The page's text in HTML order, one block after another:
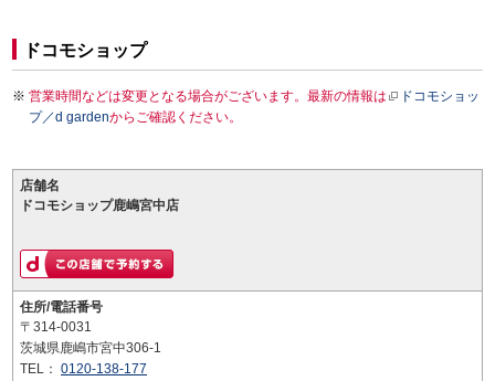
ドコモショップ
営業時間などは変更となる場合がございます。最新の情報は
ドコモショッ
プ／d gardenからご確認ください。
店舗名
ドコモショップ鹿嶋宮中店
住所/電話番号
〒314-0031
茨城県鹿嶋市宮中306-1
TEL： 0120-138-177